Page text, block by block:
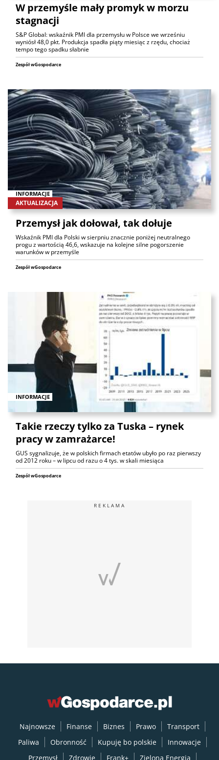
W przemyśle mały promyk w morzu
stagnacji
S&P Global: wskaźnik PMI dla przemysłu w Polsce we wrześniu
wyniósł 48,0 pkt. Produkcja spadła piąty miesiąc z rzędu, chociaż
tempo tego spadku słabnie
Zespół wGospodarce
INFORMACJE
AKTUALIZACJA
Przemysł jak dołował, tak dołuje
Wskaźnik PMI dla Polski w sierpniu znacznie poniżej neutralnego
progu z wartością 46,6, wskazuje na kolejne silne pogorszenie
warunków w przemyśle
Zespół wGospodarce
INFORMACJE
Takie rzeczy tylko za Tuska – rynek
pracy w zamrażarce!
GUS sygnalizuje, że w polskich firmach etatów ubyło po raz pierwszy
od 2012 roku – w lipcu od razu o 4 tys. w skali miesiąca
Zespół wGospodarce
REKLAMA
Najnowsze Finanse Biznes Prawo
Transport
Paliwa
Obronność Kupuję bo polskie
Innowacje
Przemysł
Zdrowie Frank+ Zielona Energia